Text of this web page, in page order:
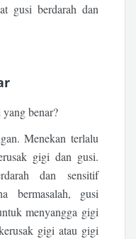
gusi berdarah dan
benar?
Menekan terlalu
gigi dan gusi.
dan sensitif
bermasalah, gusi
menyangga gigi
gigi atau gigi